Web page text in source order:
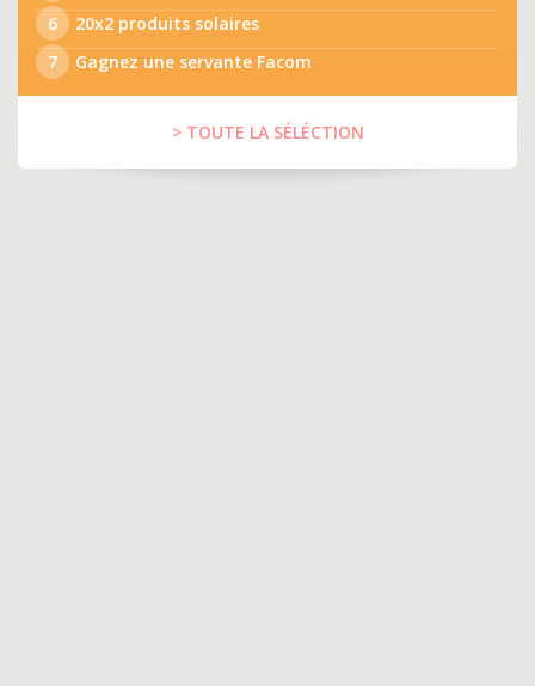
6
20x2 produits solaires
7
Gagnez une servante Facom
> TOUTE LA SÉLÉCTION